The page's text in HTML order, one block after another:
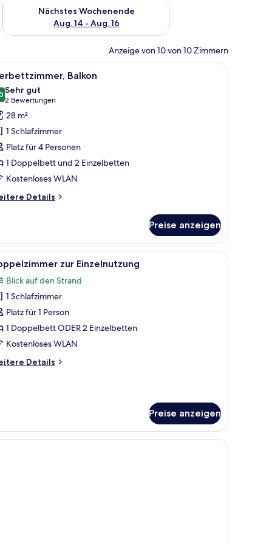
Aug. 7 - Aug. 9.
Nächstes Wochenende
Aug. 14 - Aug. 16
Überprüfe die Verfügbarkeit für nächstes Wochenende, Aug.
Anzeige von 10 von 10 Zimmern
und Fenster mit Blick auf Gebäude.
Ein Hotelzimmer mit zwei Betten, einem
6 Balkon
von 10
Sehr gut
2 Bewertungen
(2
Bewertungen)
28 m²
1 Schlafzimmer
Platz für 4 Personen
1 Doppelbett und 2 Einzelbetten
Kostenloses WLAN
Details
Preise anzeigen
Bett, einem weißen Stuhl, einem Nachttisch und einem kleinen Tisch mit
Ein Hotelzimmer mit Bett, Nachttisch, Stuhl,
8 zur Einzelnutzung
Blick auf den Strand
1 Schlafzimmer
Platz für 1 Person
1 Doppelbett ODER 2 Einzelbetten
Kostenloses WLAN
Details
Preise anzeigen